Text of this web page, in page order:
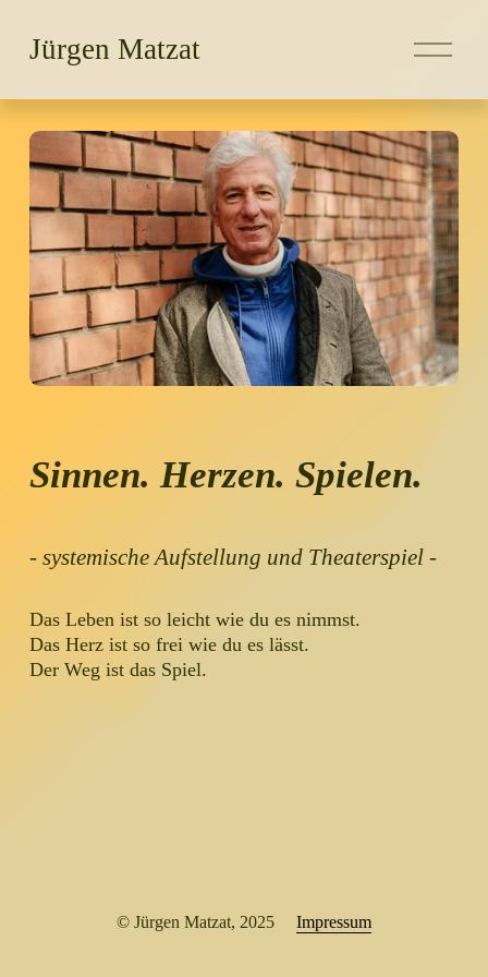
Jürgen Matzat
M
n
ü
ö
f
f
n
e
n
Sinnen. Herzen. Spielen.
- systemische Aufstellung und Theaterspiel -
Das Leben ist so leicht wie du es nimmst.
Das Herz ist so frei wie du es lässt.
Der Weg ist das Spiel.
© Jürgen Matzat, 2025 Impressum